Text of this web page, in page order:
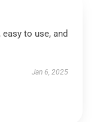
to use, and
Jan 6, 2025